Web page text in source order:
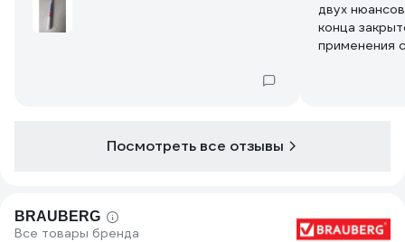
двух
конца
применения
Посмотреть все отзывы
BRAUBERG
Все товары бренда